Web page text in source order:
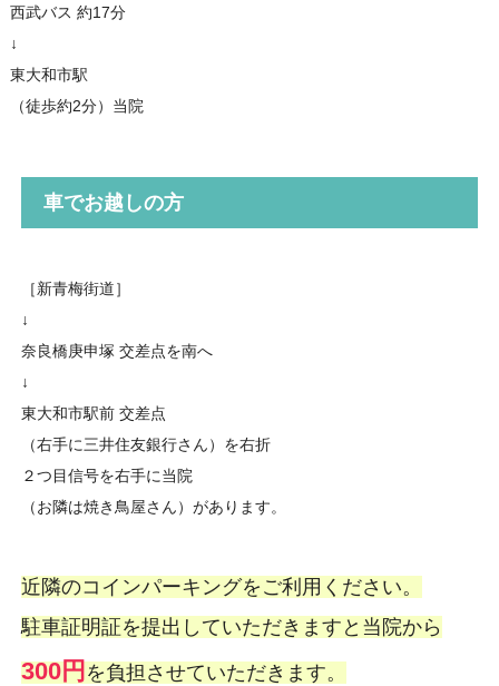
西武バス 約17分
↓
東大和市駅
（徒歩約2分）当院
車でお越しの方
［新青梅街道］
↓
奈良橋庚申塚 交差点を南へ
↓
東大和市駅前 交差点
（右手に三井住友銀行さん）を右折
２つ目信号を右手に当院
（お隣は焼き鳥屋さん）があります。
近隣のコインパーキングをご利用ください。
駐車証明証を提出していただきますと当院から
300円を負担させていただきます。